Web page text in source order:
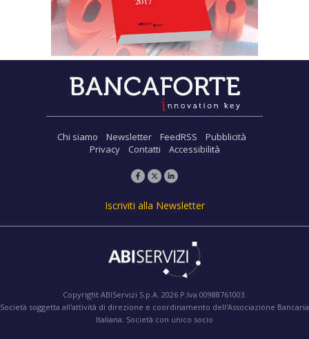
Chi siamo Newsletter FeedRSS
Pubblicità
Privacy
Contatti Accessibilità
Iscriviti alla Newsletter
Copyright ABIServizi S.p.A. 2026 P.Iva 00988761003.
Società soggetta all'attività di direzione e coordinamento dell'Associazione Bancaria
Italiana. Società con unico socio